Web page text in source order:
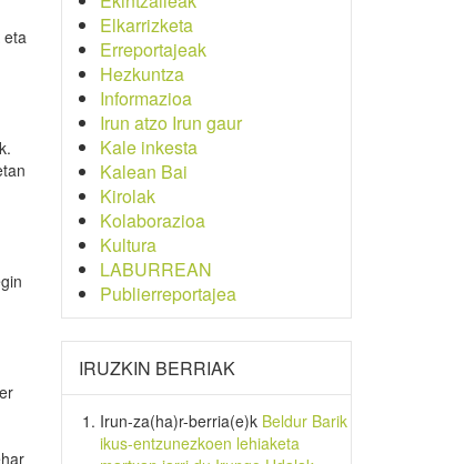
eta
Elkarrizketa
Erreportajeak
Hezkuntza
Informazioa
Irun atzo Irun gaur
Kale inkesta
Kalean Bai
Kirolak
Kolaborazioa
Kultura
LABURREAN
Publierreportajea
IRUZKIN BERRIAK
Irun-za(ha)r-berria(e)k Beldur Barik
ikus-entzunezkoen lehiaketa